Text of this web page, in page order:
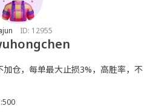
ID: 12955
仓，每单最大止损3%，高胜率，不